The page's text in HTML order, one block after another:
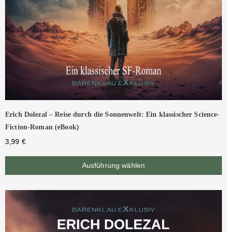
Erich Dolezal – Reise durch die Sonnenwelt: Ein klassischer Science-
Fiction-Roman (eBook)
3,99 €
Ausführung wählen